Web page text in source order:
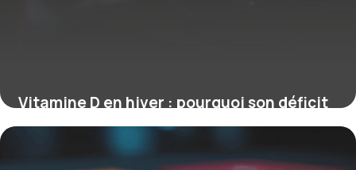
Vitamine D en hiver : pourquoi son déficit
affecte votre immunité